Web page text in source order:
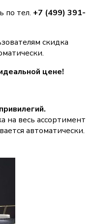
по тел. +7 (499) 391-
скидка
цене!
на весь ассортимент
автоматически.